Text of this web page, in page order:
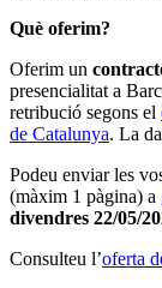
Què oferim?
Oferim un
presencialitat a
retribució segons el
de Catalunya. La
Podeu enviar les
(màxim 1 pàgina) a
divendres 22/05/
Consulteu l’oferta